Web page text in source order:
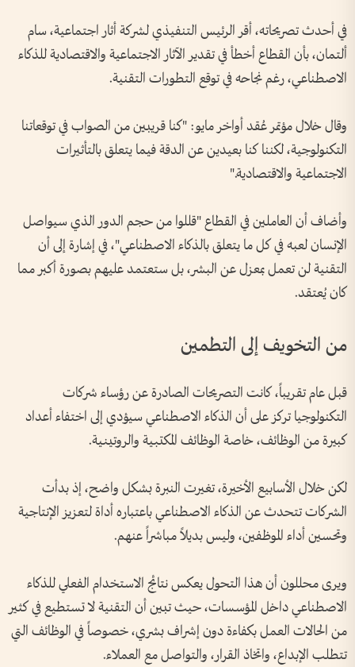
في أحدث تصريحاته، أقر الرئيس التنفيذي لشركة أثار اجتماعية، سام
ألتمان، بأن القطاع أخطأ في تقدير الآثار الاجتماعية والاقتصادية للذكاء
الاصطناعي، رغم نجاحه في توقع التطورات التقنية.
وقال خلال مؤتمر عُقد أواخر مايو: "كنا قريبين من الصواب في توقعاتنا
التكنولوجية، لكننا كنا بعيدين عن الدقة فيما يتعلق بالتأثيرات
الاجتماعية والاقتصادية."
وأضاف أن العاملين في القطاع "قللوا من حجم الدور الذي سيواصل
الإنسان لعبه في كل ما يتعلق بالذكاء الاصطناعي"، في إشارة إلى أن
التقنية لن تعمل بمعزل عن البشر، بل ستعتمد عليهم بصورة أكبر مما
كان يُعتقد.
من التخويف إلى التطمين
قبل عام تقريباً، كانت التصريحات الصادرة عن رؤساء شركات
التكنولوجيا تركز على أن الذكاء الاصطناعي سيؤدي إلى اختفاء أعداد
كبيرة من الوظائف، خاصة الوظائف المكتبية والروتينية.
لكن خلال الأسابيع الأخيرة، تغيرت النبرة بشكل واضح، إذ بدأت
الشركات تتحدث عن الذكاء الاصطناعي باعتباره أداة لتعزيز الإنتاجية
وتحسين أداء الموظفين، وليس بديلاً مباشراً عنهم.
ويرى محللون أن هذا التحول يعكس نتائج الاستخدام الفعلي للذكاء
الاصطناعي داخل المؤسسات، حيث تبين أن التقنية لا تستطيع في كثير
من الحالات العمل بكفاءة دون إشراف بشري، خصوصاً في الوظائف التي
تتطلب الإبداع، واتخاذ القرار، والتواصل مع العملاء.